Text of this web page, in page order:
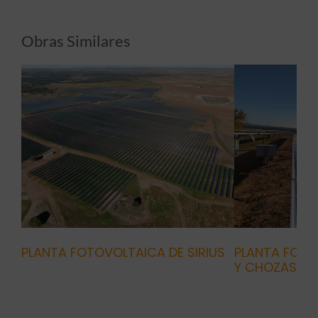
Obras Similares
PLANTA FOTOVOLTAICA DE SIRIUS PLANTA
Y CHOZAS